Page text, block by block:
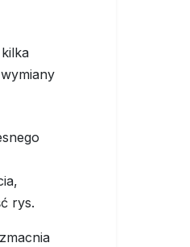
rys.